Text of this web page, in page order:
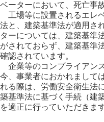
ベーターにおいて、死亡事
工場等に設置されるエレ
法と、建築基準法が適用さ
ターについては、建築基準
がされておらず、建築基準
確認されています。
企業等のコンプライアン
今、事業者におかれまして
れる際は、労働安全衛生法
築基準法に基づく手続（建
を適正に行っていただきま